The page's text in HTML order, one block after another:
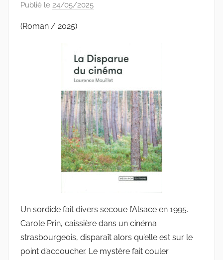
GRIESMAR
Publié le 24/05/2025
l
a
u
d
e
G
r
i
e
s
r
(Roman / 2025)
Un sordide fait divers secoue l’Alsace en 1995.
Carole Prin, caissière dans un cinéma
strasbourgeois, disparaît alors qu’elle est sur le
point d’accoucher. Le mystère fait couler